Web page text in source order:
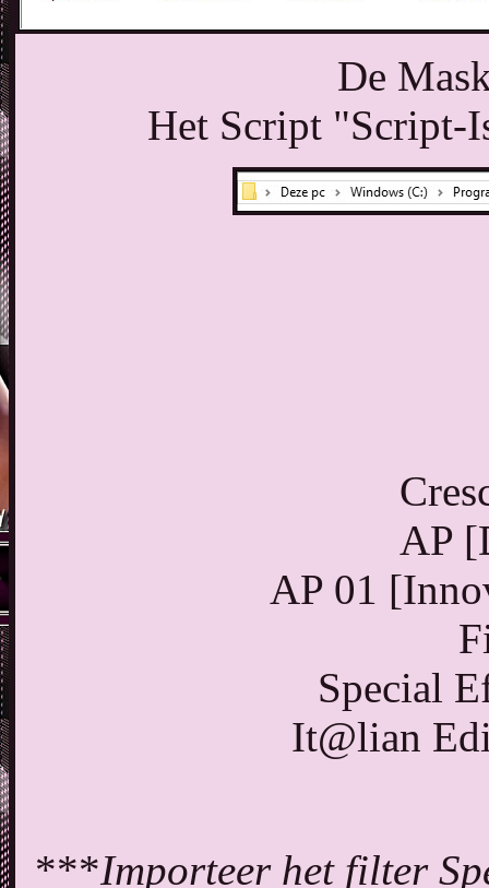
De
Het Script "Script-
AP
AP 01
Special
It@lian
***Importeer het filter